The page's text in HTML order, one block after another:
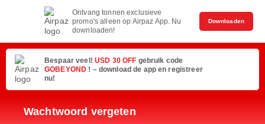
Ontvang tonnen exclusieve
promo's alleen op Airpaz App. Nu
downloaden!
Downloaden
Bespaar veel! USD 30 OFF gebruik code
GOBEYOND ! – download de app en registreer
nu!
Wachtwoord vergeten